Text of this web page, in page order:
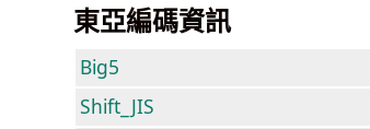
東亞編碼資訊
Big5
Shift_JIS